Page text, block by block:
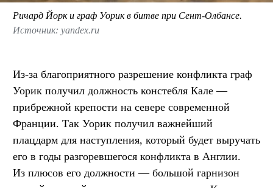
Ричард Йорк и граф Уорик в битве при Сент-Олбансе.
Источник: yandex.ru
Из-за благоприятного разрешение конфликта граф
Уорик получил должность констебля Кале —
прибрежной крепости на севере современной
Франции. Так Уорик получил важнейший
плацдарм для наступления, который будет выручать
его в годы разгоревшегося конфликта в Англии.
Из плюсов его должности — большой гарнизон